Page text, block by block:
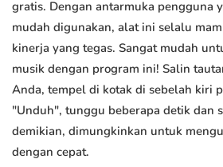
gratis. Dengan antarmuka pengguna
mudah digunakan, alat ini selalu
kinerja yang tegas. Sangat mudah
musik dengan program ini! Salin
Anda, tempel di kotak di sebelah kiri
"Unduh", tunggu beberapa detik dan
demikian, dimungkinkan untuk
dengan cepat.